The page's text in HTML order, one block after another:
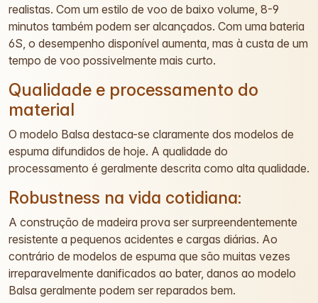
realistas. Com um estilo de voo de baixo volume, 8-9
minutos também podem ser alcançados. Com uma bateria
6S, o desempenho disponível aumenta, mas à custa de um
tempo de voo possivelmente mais curto.
Qualidade e processamento do
material
O modelo Balsa destaca-se claramente dos modelos de
espuma difundidos de hoje. A qualidade do
processamento é geralmente descrita como alta qualidade.
Robustness na vida cotidiana:
A construção de madeira prova ser surpreendentemente
resistente a pequenos acidentes e cargas diárias. Ao
contrário de modelos de espuma que são muitas vezes
irreparavelmente danificados ao bater, danos ao modelo
Balsa geralmente podem ser reparados bem.